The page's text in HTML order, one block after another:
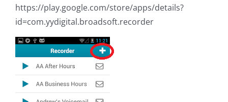
https://play.google.com/store/apps/details?
id=com.yydigital.broadsoft.recorder